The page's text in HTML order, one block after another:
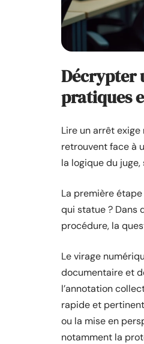
Décrypter
pratiques
Lire un arrêt
retrouvent face à
la logique du
La première
qui statue ? Dans
procédure, la
Le virage
documentaire et
l’annotation
rapide et
ou la mise en
notamment la